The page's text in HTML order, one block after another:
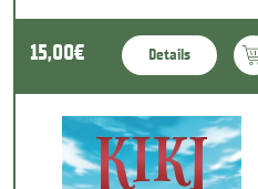
15,00€ Details